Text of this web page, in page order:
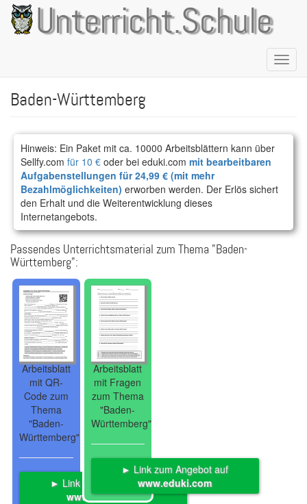
Direkt
zum
Inhalt
Unterricht.Schule
Baden-Württemberg
Hinweis: Ein Paket mit ca. 10000 Arbeitsblättern kann über
Sellfy.com für 10 € oder bei eduki.com mit bearbeitbaren
Aufgabenstellungen für 24,99 € (mit mehr
Bezahlmöglichkeiten) erworben werden. Der Erlös sichert
den Erhalt und die Weiterentwicklung dieses
Internetangebots.
Passendes Unterrichtsmaterial zum Thema "Baden-
Württemberg":
Arbeitsblatt
mit QR-
Code zum
Thema
"Baden-
Württemberg"
► Link zum Angebot auf
www.eduki.com
Arbeitsblatt
mit Fragen
zum Thema
"Baden-
Württemberg"
► Link zum Angebot auf
www.eduki.com